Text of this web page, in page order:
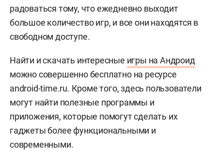
радоваться тому, что ежедневно выходит
большое количество игр, и все они находятся в
свободном доступе.
Найти и скачать интересные игры на Андроид
можно совершенно бесплатно на ресурсе
android-time.ru. Кроме того, здесь пользователи
могут найти полезные программы и
приложения, которые помогут сделать их
гаджеты более функциональными и
современными.